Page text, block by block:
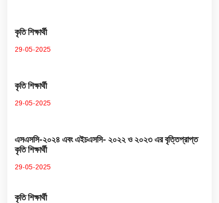
কৃতি শিক্ষার্থী
29-05-2025
কৃতি শিক্ষার্থী
29-05-2025
এসএসসি-২০২৪ এবং এইচএসসি- ২০২২ ও ২০২৩ এর বৃত্তিপ্রাপ্ত
কৃতি শিক্ষার্থী
29-05-2025
কৃতি শিক্ষার্থী